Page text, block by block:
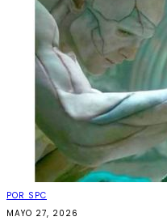
POR SPC
MAYO 27, 2026